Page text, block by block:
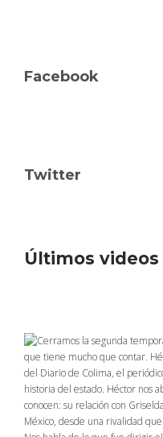
Facebook
Twitter
Últimos videos